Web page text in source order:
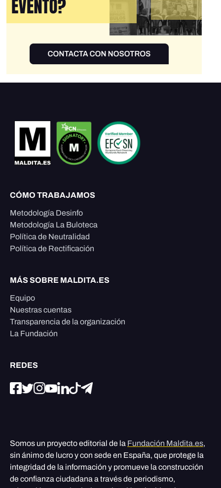
CÓMO TRABAJAMOS
Metodología Desinfo
Metodología La Buloteca
Política de Neutralidad
Política de Rectificación
MÁS SOBRE MALDITA.ES
Equipo
Nuestras cuentas
Transparencia de la organización
La Fundación
REDES
Somos un proyecto editorial de la Fundación Maldita.es,
sin ánimo de lucro y con sede en España, que protege la
integridad de la información y promueve la construcción
de confianza ciudadana a través de periodismo,